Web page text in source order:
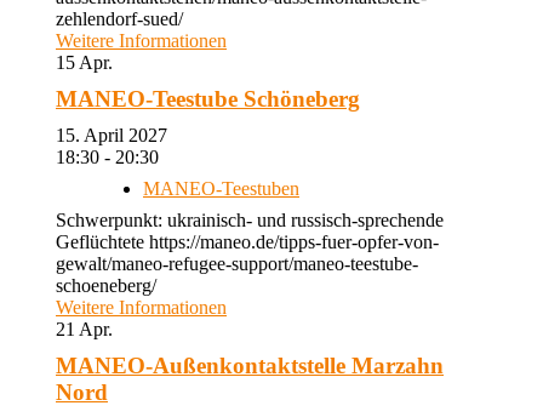
zehlendorf-sued/
Weitere Informationen
15 Apr.
MANEO-Teestube Schöneberg
15. April 2027
18:30 - 20:30
MANEO-Teestuben
Schwerpunkt: ukrainisch- und russisch-sprechende
Geflüchtete https://maneo.de/tipps-fuer-opfer-von-
gewalt/maneo-refugee-support/maneo-teestube-
schoeneberg/
Weitere Informationen
21 Apr.
MANEO-Außenkontaktstelle Marzahn
Nord